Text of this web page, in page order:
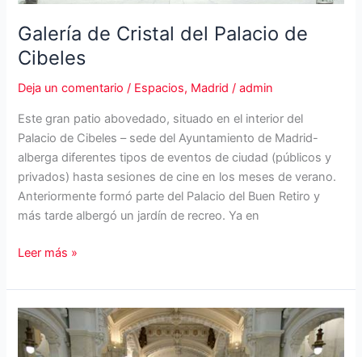
Galería de Cristal del Palacio de
Cibeles
Deja un comentario / Espacios, Madrid /admin
Este gran patio abovedado, situado en el interior del
Palacio de Cibeles – sede del Ayuntamiento de Madrid-
alberga diferentes tipos de eventos de ciudad (públicos y
privados) hasta sesiones de cine en los meses de verano.
Anteriormente formó parte del Palacio del Buen Retiro y
más tarde albergó un jardín de recreo. Ya en
Galería
Cristal
del
Palacio
de
Leer más »